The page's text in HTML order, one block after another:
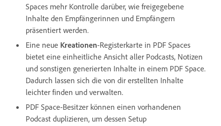
Spaces mehr Kontrolle darüber, wie freigegebene
Inhalte den Empfängerinnen und Empfängern
präsentiert werden.
Eine neue Kreationen-Registerkarte in PDF Spaces
bietet eine einheitliche Ansicht aller Podcasts, Notizen
und sonstigen generierten Inhalte in einem PDF Space.
Dadurch lassen sich die von dir erstellten Inhalte
leichter finden und verwalten.
PDF Space-Besitzer können einen vorhandenen
Podcast duplizieren, um dessen Setup